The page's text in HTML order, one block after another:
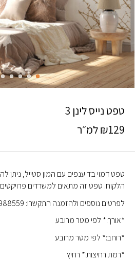
טפט נייס לינן 3
₪129 למ״ר
טפט דמוי בד ענפים עם המון סטייל, ניתן
הלקוח. טפט זה מתאים למשרדים פרויקטים
לפרטים נוספים ולהזמנה התקשרו: 054-6988559
*אורך:* לפי מטר מרובע
*רוחב:* לפי מטר מרובע
*רמת רחיצות:* רחיץ